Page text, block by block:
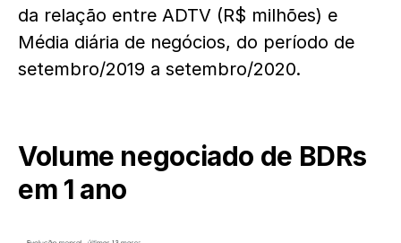
da relação entre ADTV (R$ milhões) e
Média diária de negócios, do período de
setembro/2019 a setembro/2020.
Volume negociado de BDRs
em 1 ano